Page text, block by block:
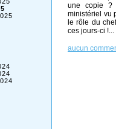
une copie ?
ministériel vu
le rôle du
ces jours-ci !...
aucun